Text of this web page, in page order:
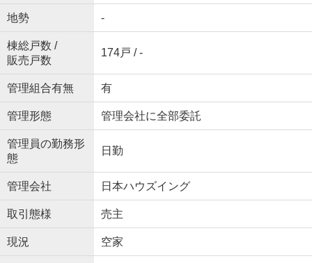
地勢 -
棟総戸数 /
販売戸数
174戸 / -
管理組合有無 有
管理形態 管理会社に全部委託
管理員の勤務形
態
日勤
管理会社 日本ハウズイング
取引態様 売主
現況 空家